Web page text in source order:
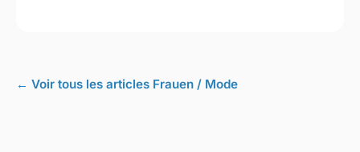
← Voir tous les articles Frauen / Mode